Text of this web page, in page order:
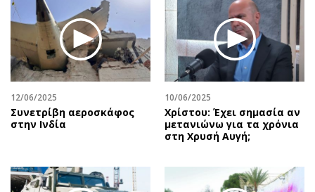
12/06/2025
Συνετρίβη αεροσκάφος
στην Ινδία
10/06/2025
Χρίστου: Έχει σημασία αν
μετανιώνω για τα χρόνια
στη Χρυσή Αυγή;